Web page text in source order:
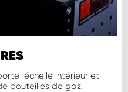
échelle intérieur et
bouteilles de gaz.